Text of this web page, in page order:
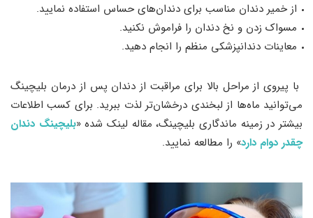
از خمیر دندان مناسب برای دندان‌های حساس استفاده نمایید.
مسواک زدن و نخ دندان را فراموش نکنید.
معاینات دندانپزشکی منظم را انجام دهید.
با پیروی از مراحل بالا برای مراقبت از دندان پس از درمان بلیچینگ
می‌توانید ماه‌ها از لبخندی درخشان‌تر لذت ببرید. برای کسب اطلاعات
بیشتر در زمینه ماندگاری بلیچینگ، مقاله لینک شده «بلیچینگ دندان
چقدر دوام دارد» را مطالعه نمایید.